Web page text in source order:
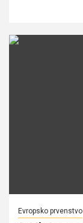
Evropsko prvenstvo